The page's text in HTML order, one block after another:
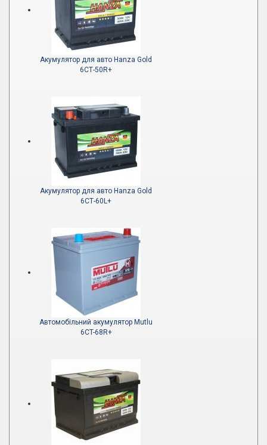
Акумулятор для авто Hanza Gold
6СТ-50R+
Акумулятор для авто Hanza Gold
6СТ-60L+
Автомобільний акумулятор Mutlu
6CT-68R+